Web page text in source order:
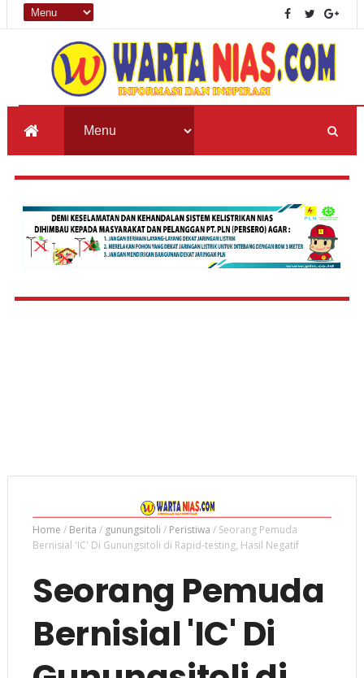
Home / Berita / gunungsitoli / Peristiwa / Seorang Pemuda
Bernisial 'IC' Di Gunungsitoli di Rapid-testing, Hasil Negatif
Seorang Pemuda
Bernisial 'IC' Di